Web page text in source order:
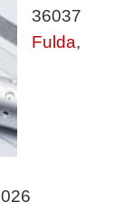
36037
Fulda,